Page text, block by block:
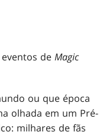
eventos deMagic
ou que época
olhada em um Pré-
milhares de fãs